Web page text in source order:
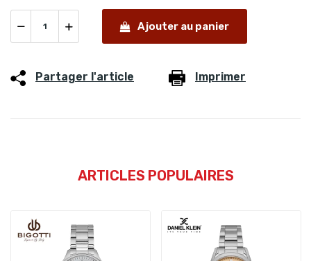
Ajouter au panier
Partager l'article Imprimer
ARTICLES POPULAIRES